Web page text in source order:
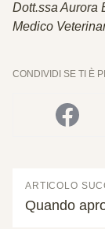
Dott.ssa Aurora
Medico
CONDIVIDI SE TI È
ARTICOLO
Quando